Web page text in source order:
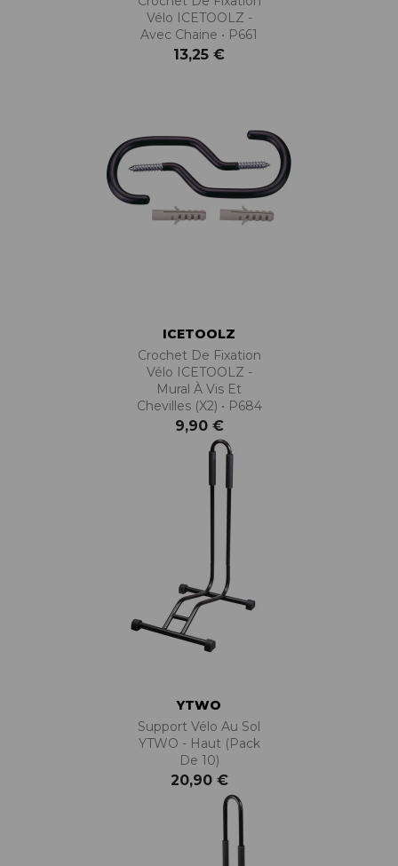
Vélo ICETOOLZ -
Avec Chaine • P661
13,25 €
ICETOOLZ
Crochet De Fixation
Vélo ICETOOLZ -
Mural À Vis Et
Chevilles (x2) • P684
9,90 €
YTWO
Support Vélo Au Sol
YTWO - Haut (pack
De 10)
20,90 €